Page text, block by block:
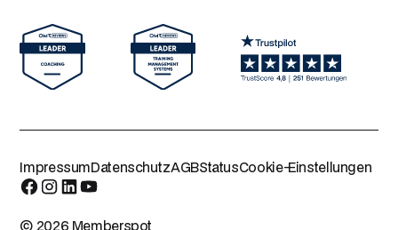
ImpressumDatenschutzAGBStatusCookie-Einstellungen
© 2026 Memberspot